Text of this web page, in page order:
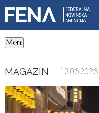
Meni
MAGAZIN |